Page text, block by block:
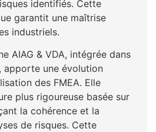
identifiés. Cette
garantit une maîtrise
industriels.
AIAG & VDA, intégrée dans
apporte une évolution
des FMEA. Elle
plus rigoureuse basée sur
la cohérence et la
de risques. Cette